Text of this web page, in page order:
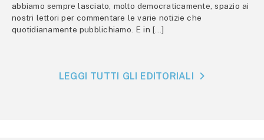
abbiamo sempre lasciato, molto democraticamente, spazio ai
nostri lettori per commentare le varie notizie che
quotidianamente pubblichiamo. E in […]
LEGGI TUTTI GLI EDITORIALI